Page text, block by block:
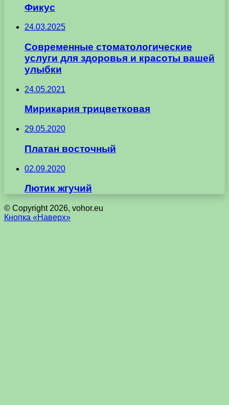
Фикус
24.03.2025
Современные стоматологические
услуги для здоровья и красоты вашей
улыбки
24.05.2021
Мирикария трицветковая
29.05.2020
Платан восточный
02.09.2020
Лютик жгучий
© Copyright 2026, vohor.eu
Кнопка «Наверх»